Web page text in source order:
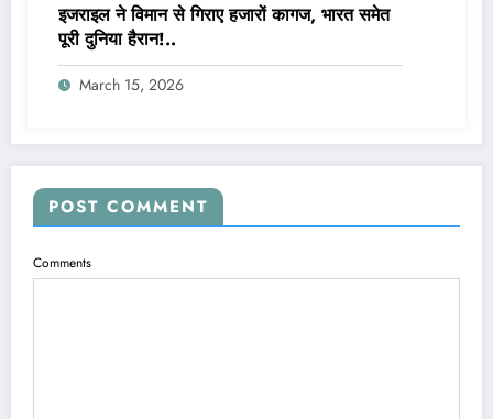
इजराइल ने विमान से गिराए हजारों कागज, भारत समेत
पूरी दुनिया हैरान!..
March 15, 2026
POST COMMENT
Comments